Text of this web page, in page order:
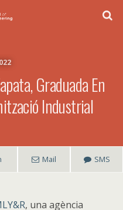
Graduada En
Industrial
Mail SMS
, una agència